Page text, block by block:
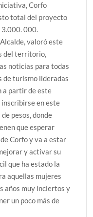
Corfo
total del proyecto
3.000. 000.
valoró este
del territorio,
noticias para todas
de turismo lideradas
a partir de este
en este
pesos, donde
que esperar
Corfo y va a estar
y activar su
que ha estado la
aquellas mujeres
años muy inciertos y
un poco más de